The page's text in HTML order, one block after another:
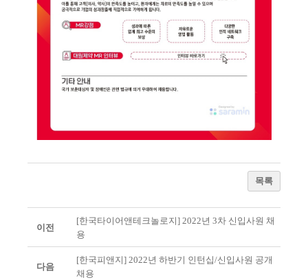
목록
이전
[한국타이어앤테크놀로지] 2022년 3차 신입사원 채
용
다음
[한국피앤지] 2022년 하반기 인턴십/신입사원 공개
채용